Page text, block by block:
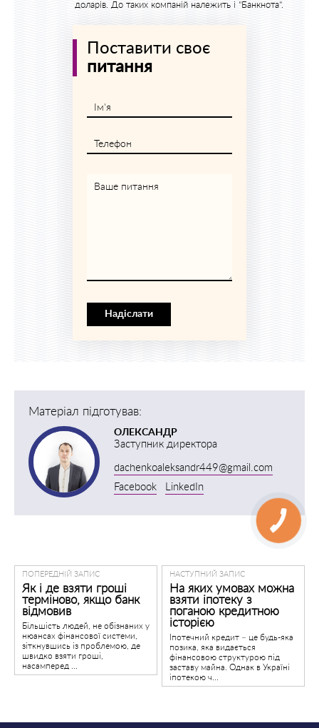
доларів. До таких компаній належить і "Банкнота".
Поставити своє
питання
Ім'я
Телефон
Ваше питання
Надіслати
Матеріал підготував:
ОЛЕКСАНДР
Заступник директора
dachenkoaleksandr449@gmail.com
Facebook
LinkedIn
ПОПЕРЕДНІЙ ЗАПИС
Як і де взяти гроші
терміново, якщо банк
відмовив
Більшість людей, не обізнаних у
нюансах фінансової системи,
зіткнувшись із проблемою, де
швидко взяти гроші,
насамперед ...
НАСТУПНИЙ ЗАПИС
На яких умовах можна
взяти іпотеку з
поганою кредитною
історією
Іпотечний кредит – це будь-яка
позика, яка видається
фінансовою структурою під
заставу майна. Однак в Україні
іпотекою ч...